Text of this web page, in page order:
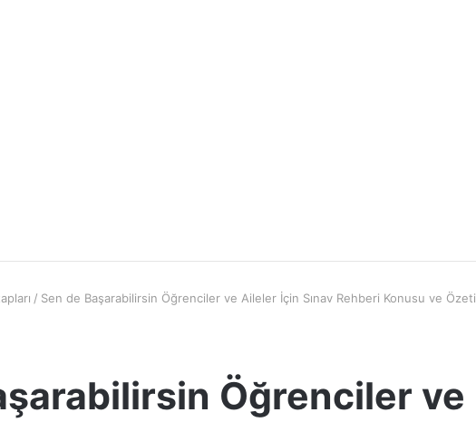
/ Sen de Başarabilirsin Öğrenciler ve Aileler İçin Sınav Rehberi Konusu ve Özeti
Öğrenciler ve